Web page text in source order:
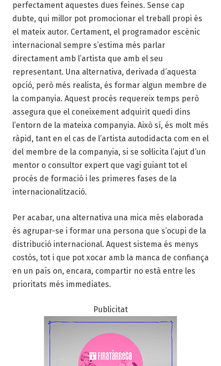
perfectament aquestes dues feines. Sense cap
dubte, qui millor pot promocionar el treball propi és
el mateix autor. Certament, el programador escènic
internacional sempre s’estima més parlar
directament amb l’artista que amb el seu
representant. Una alternativa, derivada d’aquesta
opció, però més realista, és formar algun membre de
la companyia. Aquest procés requereix temps però
assegura que el coneixement adquirit quedi dins
l’entorn de la mateixa companyia. Això sí, és molt més
ràpid, tant en el cas de l’artista autodidacta com en el
del membre de la companyia, si se sol·licita l’ajut d’un
mentor o consultor expert que vagi guiant tot el
procés de formació i les primeres fases de la
internacionalització.
Per acabar, una alternativa una mica més elaborada
és agrupar-se i formar una persona que s’ocupi de la
distribució internacional. Aquest sistema és menys
costós, tot i que pot xocar amb la manca de confiança
en un país on, encara, compartir no està entre les
prioritats més immediates.
Publicitat